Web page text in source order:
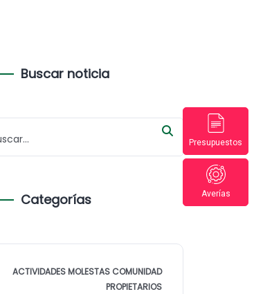
Presupuestos
Averías
Buscar noticia
Categorías
ACTIVIDADES MOLESTAS COMUNIDAD
PROPIETARIOS